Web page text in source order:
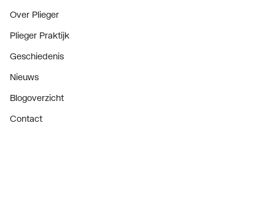
Over Plieger
Plieger Praktijk
Geschiedenis
Nieuws
Blogoverzicht
Contact